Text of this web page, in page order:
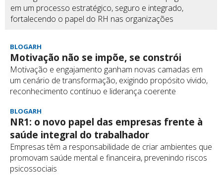
em um processo estratégico, seguro e integrado,
fortalecendo o papel do RH nas organizações
BLOGARH
Motivação não se impõe, se constrói
Motivação e engajamento ganham novas camadas em
um cenário de transformação, exigindo propósito vivido,
reconhecimento contínuo e liderança coerente
BLOGARH
NR1: o novo papel das empresas frente à
saúde integral do trabalhador
Empresas têm a responsabilidade de criar ambientes que
promovam saúde mental e financeira, prevenindo riscos
psicossociais